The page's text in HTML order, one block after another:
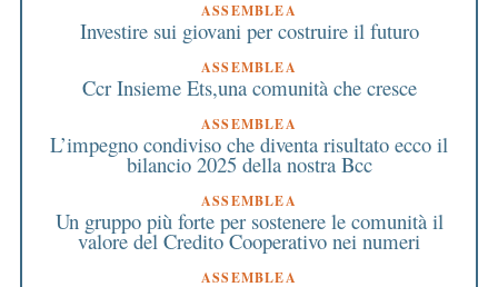
ASSEMBLEA
Investire sui giovani per costruire il futuro
ASSEMBLEA
Ccr Insieme Ets,una comunità che cresce
ASSEMBLEA
L’impegno condiviso che diventa risultato ecco il
bilancio 2025 della nostra Bcc
ASSEMBLEA
Un gruppo più forte per sostenere le comunità il
valore del Credito Cooperativo nei numeri
ASSEMBLEA